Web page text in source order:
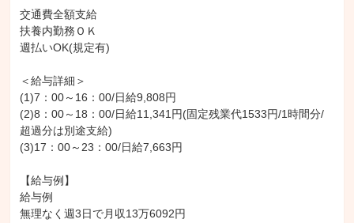
交通費全額支給
扶養内勤務ＯＫ
週払いOK(規定有)
＜給与詳細＞
(1)7：00～16：00/日給9,808円
(2)8：00～18：00/日給11,341円(固定残業代1533円/1時間分/
超過分は別途支給)
(3)17：00～23：00/日給7,663円
【給与例】
給与例
無理なく週3日で月収13万6092円